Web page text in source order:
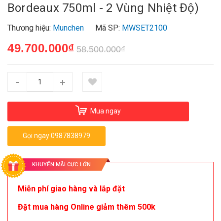
Bordeaux 750ml - 2 Vùng Nhiệt Độ)
Thương hiệu: Munchen Mã SP: MWSET2100
49.700.000₫ 58.500.000₫
- +
Mua ngay
Gọi ngay 0987838979
KHUYẾN MÃI CỰC LỚN
Miễn phí giao hàng và lắp đặt
Đặt mua hàng Online giảm thêm 500k